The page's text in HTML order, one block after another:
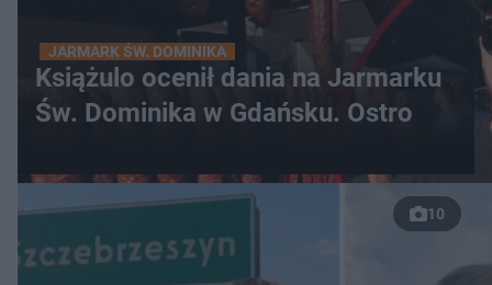
JARMARK ŚW. DOMINIKA
Książulo ocenił dania na Jarmarku
Św. Dominika w Gdańsku. Ostro
10